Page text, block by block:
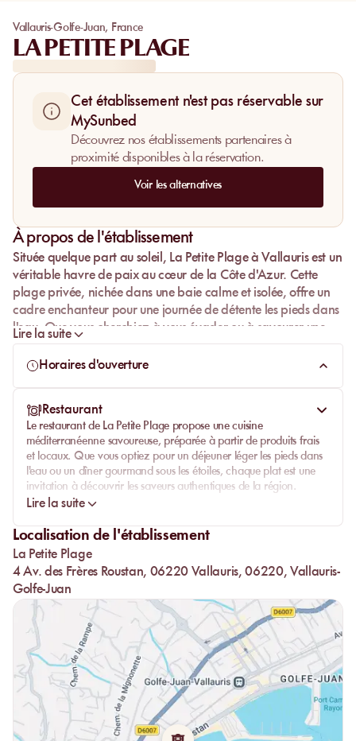
Vallauris-Golfe-Juan, France
LA PETITE PLAGE
Cet établissement n'est pas réservable sur
MySunbed
Découvrez nos établissements partenaires à
proximité disponibles à la réservation.
Voir les alternatives
À propos de l'établissement
Située quelque part au soleil, La Petite Plageà Vallauris est un
véritable havre de paix au cœur de la Côte d'Azur. Cette
plage privée, nichée dans une baie calme et isolée, offre un
cadre enchanteur pour une journée de détente les pieds dans
l'eau. Que vous cherchiez à vous évader ou à savourer une
cuisine méditerranéenne délicieuse, La Petite Plage est
l'endroit rêvé pour un moment inoubliable.
Avec son ambiance bohème chic et sa vue imprenable sur la
mer Méditerranée, La Petite Plage vous invite à découvrir une
parenthèse de bonheur où le temps semble s'arrêter pour
mieux profiter de l'instant présent.
Lire la suite
Horaires d'ouverture
Restaurant
Le restaurant de La Petite Plage propose une cuisine
méditerranéenne savoureuse, préparée à partir de produits frais
et locaux. Que vous optiez pour un déjeuner léger les pieds dans
l'eau ou un dîner gourmand sous les étoiles, chaque plat est une
invitation à découvrir les saveurs authentiques de la région.
Le bar à cocktails est également un lieu incontournable pour
déguster des créations rafraîchissantes tout en admirant le
coucher de soleil sur la mer. Laissez-vous séduire par l'ambiance
festive et conviviale des soirées à La Petite Plage.
Lire la suite
Localisation de l'établissement
La Petite Plage
4 Av. des Frères Roustan, 06220 Vallauris, 06220, Vallauris-
Golfe-Juan